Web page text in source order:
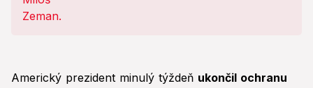
Americký prezident minulý týždeň ukončil ochranu